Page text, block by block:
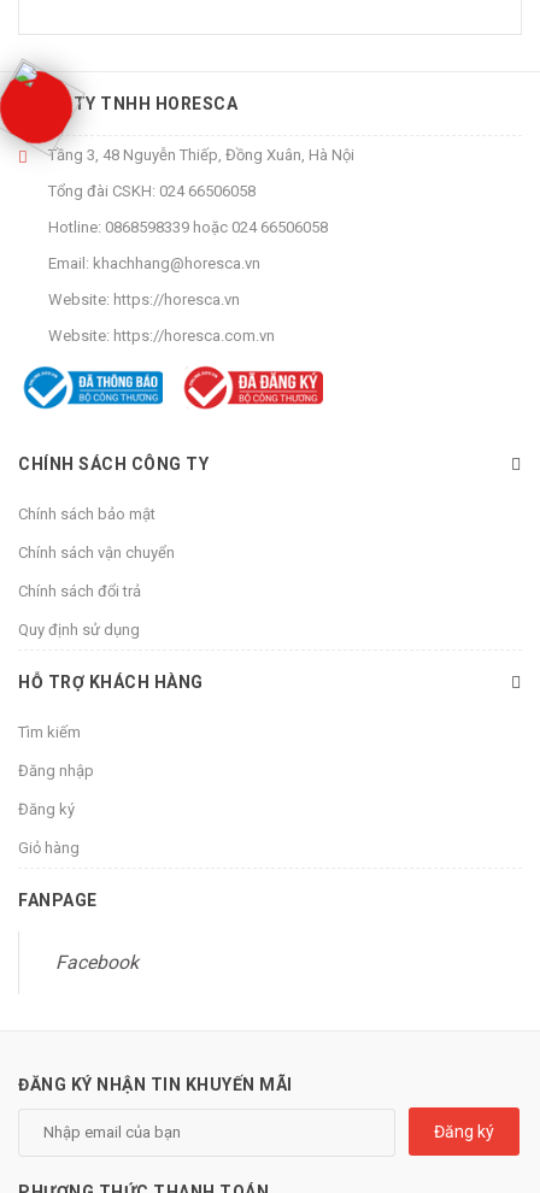
CÔNG TY TNHH HORESCA
Tầng 3, 48 Nguyễn Thiếp, Đồng Xuân, Hà Nội
Tổng đài CSKH: 024 66506058
Hotline: 0868598339 hoặc 024 66506058
Email: khachhang@horesca.vn
Website: https://horesca.vn
Website: https://horesca.com.vn
CHÍNH SÁCH CÔNG TY
Chính sách bảo mật
Chính sách vận chuyển
Chính sách đổi trả
Quy định sử dụng
HỖ TRỢ KHÁCH HÀNG
Tìm kiếm
Đăng nhập
Đăng ký
Giỏ hàng
FANPAGE
Facebook
ĐĂNG KÝ NHẬN TIN KHUYẾN MÃI
Đăng ký